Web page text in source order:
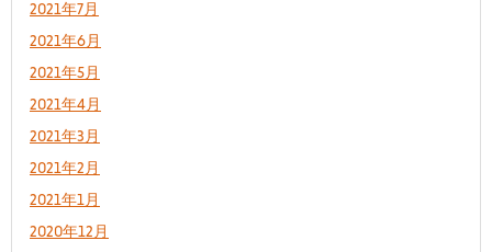
2021年7月
2021年6月
2021年5月
2021年4月
2021年3月
2021年2月
2021年1月
2020年12月